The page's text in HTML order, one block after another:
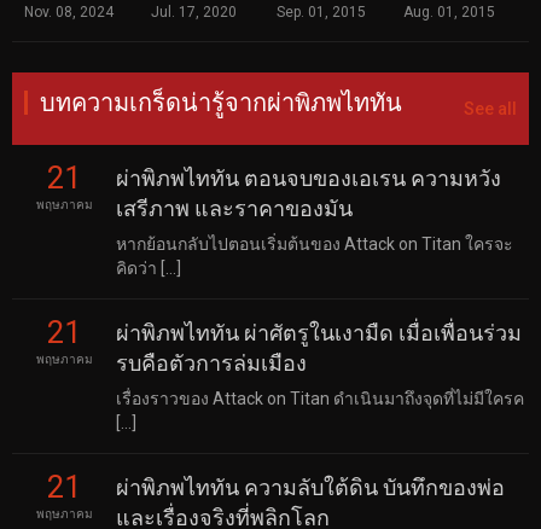
Nov. 08, 2024 Jul. 17, 2020 Sep. 01, 2015 Aug. 01, 2015
บทความเกร็ดน่ารู้จากผ่าพิภพไททัน See all
21
พฤษภาคม
ผ่าพิภพไททัน ตอนจบของเอเรน ความหวัง
เสรีภาพ และราคาของมัน
หากย้อนกลับไปตอนเริ่มต้นของ Attack on Titan ใครจะ
คิดว่า […]
21
พฤษภาคม
ผ่าพิภพไททัน ผ่าศัตรูในเงามืด เมื่อเพื่อนร่วม
รบคือตัวการล่มเมือง
เรื่องราวของ Attack on Titan ดำเนินมาถึงจุดที่ไม่มีใครค
[…]
21
พฤษภาคม
ผ่าพิภพไททัน ความลับใต้ดิน บันทึกของพ่อ
และเรื่องจริงที่พลิกโลก